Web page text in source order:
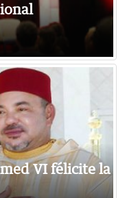
VI félicite la